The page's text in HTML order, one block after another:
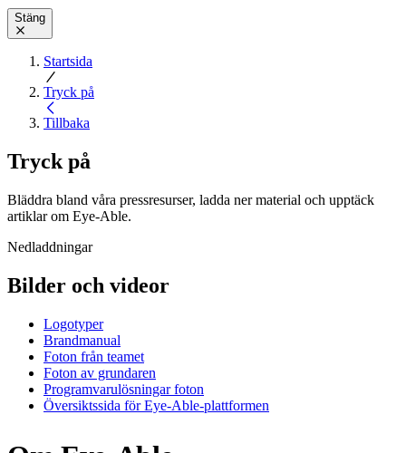
Stäng
Startsida
Tryck på
Tillbaka
Tryck på
Bläddra bland våra pressresurser, ladda ner material och upptäck
artiklar om Eye-Able.
Nedladdningar
Bilder och videor
Logotyper
Brandmanual
Foton från teamet
Foton av grundaren
Programvarulösningar foton
Översiktssida för Eye-Able-plattformen